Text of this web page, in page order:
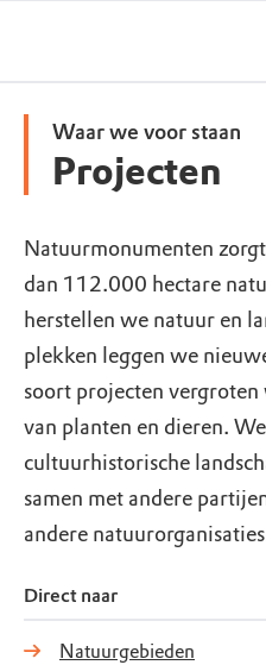
Waar we voor staan
Projecten
Natuurmonumenten
dan 112.000 hectare
herstellen we natuur en
plekken leggen we
soort projecten vergroten
van planten en dieren.
cultuurhistorische
samen met andere
andere
Direct naar
Natuurgebieden